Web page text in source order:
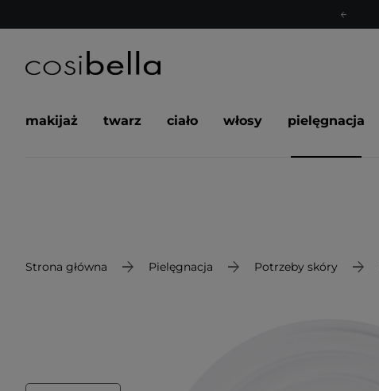
makijaż twarz ciało włosy pielęgnacja
Strona główna Pielęgnacja Potrzeby skóry